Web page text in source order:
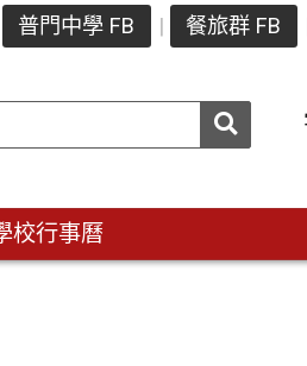
普門中學 FB 餐旅群 FB
送出
校行事曆